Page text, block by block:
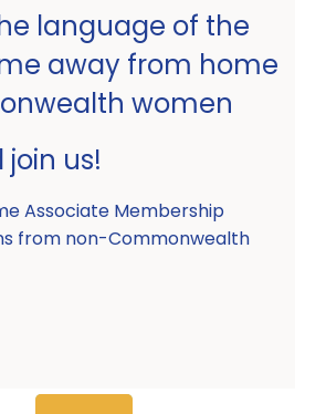
language of the
away from home
women
us!
Associate Membership
from non-Commonwealth